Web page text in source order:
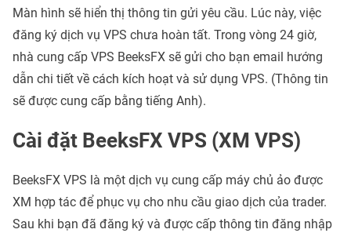
Màn hình sẽ hiển thị thông tin gửi yêu cầu. Lúc này, việc
đăng ký dịch vụ VPS chưa hoàn tất. Trong vòng 24 giờ,
nhà cung cấp VPS BeeksFX sẽ gửi cho bạn email hướng
dẫn chi tiết về cách kích hoạt và sử dụng VPS. (Thông tin
sẽ được cung cấp bằng tiếng Anh).
Cài đặt BeeksFX VPS (XM VPS)
BeeksFX VPS là một dịch vụ cung cấp máy chủ ảo được
XM hợp tác để phục vụ cho nhu cầu giao dịch của trader.
Sau khi bạn đã đăng ký và được cấp thông tin đăng nhập